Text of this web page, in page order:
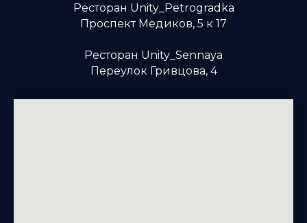
Ресторан Unity_Petrogradka
Проспект Медиков, 5 к 17
Ресторан Unity_Sennaya
Переулок Гривцова, 4